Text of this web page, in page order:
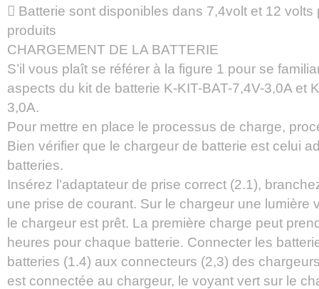
 Batterie sont disponibles dans 7,4volt et 12 volts
produits
CHARGEMENT DE LA BATTERIE
S’il vous plaît se référer à la figure 1 pour se
aspects du kit de batterie K-KIT-BAT-7,4V-3,0A et
3,0A.
Pour mettre en place le processus de charge,
Bien vérifier que le chargeur de batterie est celui
batteries.
Insérez l’adaptateur de prise correct (2.1),
une prise de courant. Sur le chargeur une lumière
le chargeur est prêt. La première charge peut
heures pour chaque batterie. Connecter les
batteries (1.4) aux connecteurs (2,3) des
est connectée au chargeur, le voyant vert sur le